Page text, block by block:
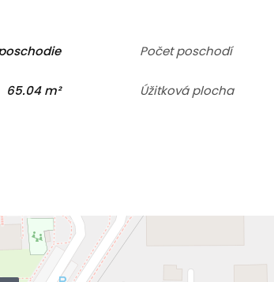
Počet poschodí
65.04 m² Úžitková plocha